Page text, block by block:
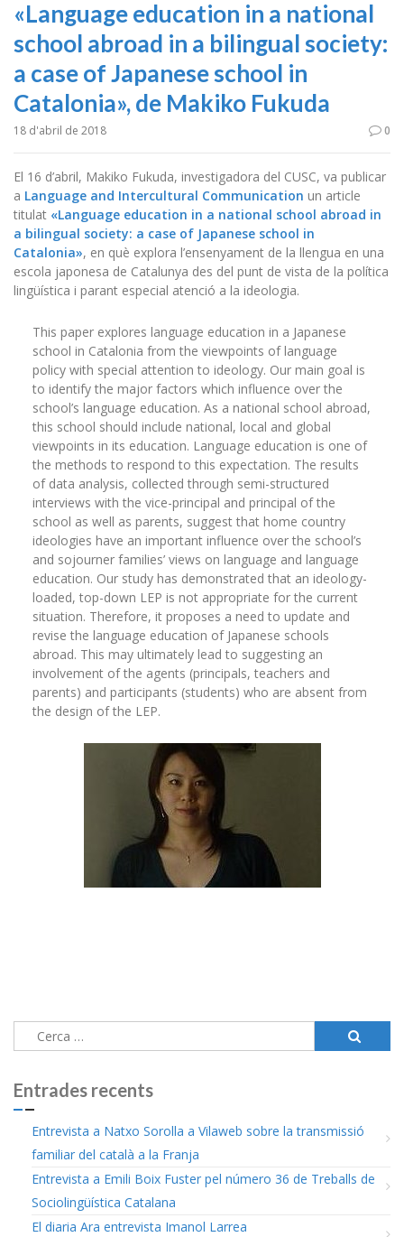
«Language education in a national
school abroad in a bilingual society:
a case of Japanese school in
Catalonia», de Makiko Fukuda
18 d'abril de 2018 0
El 16 d’abril, Makiko Fukuda, investigadora del CUSC, va publicar
a Language and Intercultural Communication un article
titulat «Language education in a national school abroad in
a bilingual society: a case of Japanese school in
Catalonia», en què explora l’ensenyament de la llengua en una
escola japonesa de Catalunya des del punt de vista de la política
lingüística i parant especial atenció a la ideologia.
This paper explores language education in a Japanese
school in Catalonia from the viewpoints of language
policy with special attention to ideology. Our main goal is
to identify the major factors which influence over the
school’s language education. As a national school abroad,
this school should include national, local and global
viewpoints in its education. Language education is one of
the methods to respond to this expectation. The results
of data analysis, collected through semi-structured
interviews with the vice-principal and principal of the
school as well as parents, suggest that home country
ideologies have an important influence over the school’s
and sojourner families’ views on language and language
education. Our study has demonstrated that an ideology-
loaded, top-down LEP is not appropriate for the current
situation. Therefore, it proposes a need to update and
revise the language education of Japanese schools
abroad. This may ultimately lead to suggesting an
involvement of the agents (principals, teachers and
parents) and participants (students) who are absent from
the design of the LEP.
Cerca:
Entrades recents
Entrevista a Natxo Sorolla a Vilaweb sobre la transmissió
familiar del català a la Franja
Entrevista a Emili Boix Fuster pel número 36 de Treballs de
Sociolingüística Catalana
El diaria Ara entrevista Imanol Larrea